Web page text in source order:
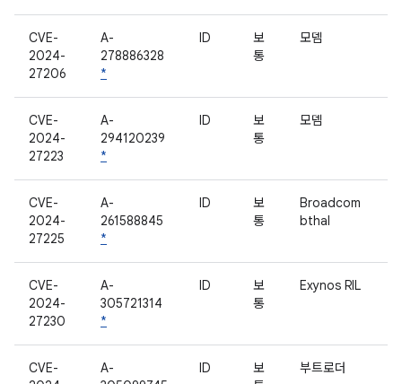
CVE-
2024-
27206
A-
278886328
*
ID
보
통
모뎀
CVE-
2024-
27223
A-
294120239
*
ID
보
통
모뎀
CVE-
2024-
27225
A-
261588845
*
ID
보
통
Broadcom
bthal
CVE-
2024-
27230
A-
305721314
*
ID
보
통
Exynos RIL
CVE-
A-
ID
보
부트로더